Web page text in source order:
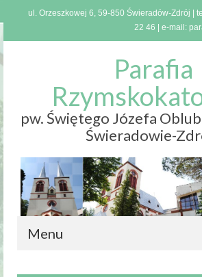
ul. Orzeszkowej 6, 59-850 Świeradów-Zdrój |
22 46 | e-mail:
Parafia
pw. Świętego Józefa
Świeradowie-
Menu